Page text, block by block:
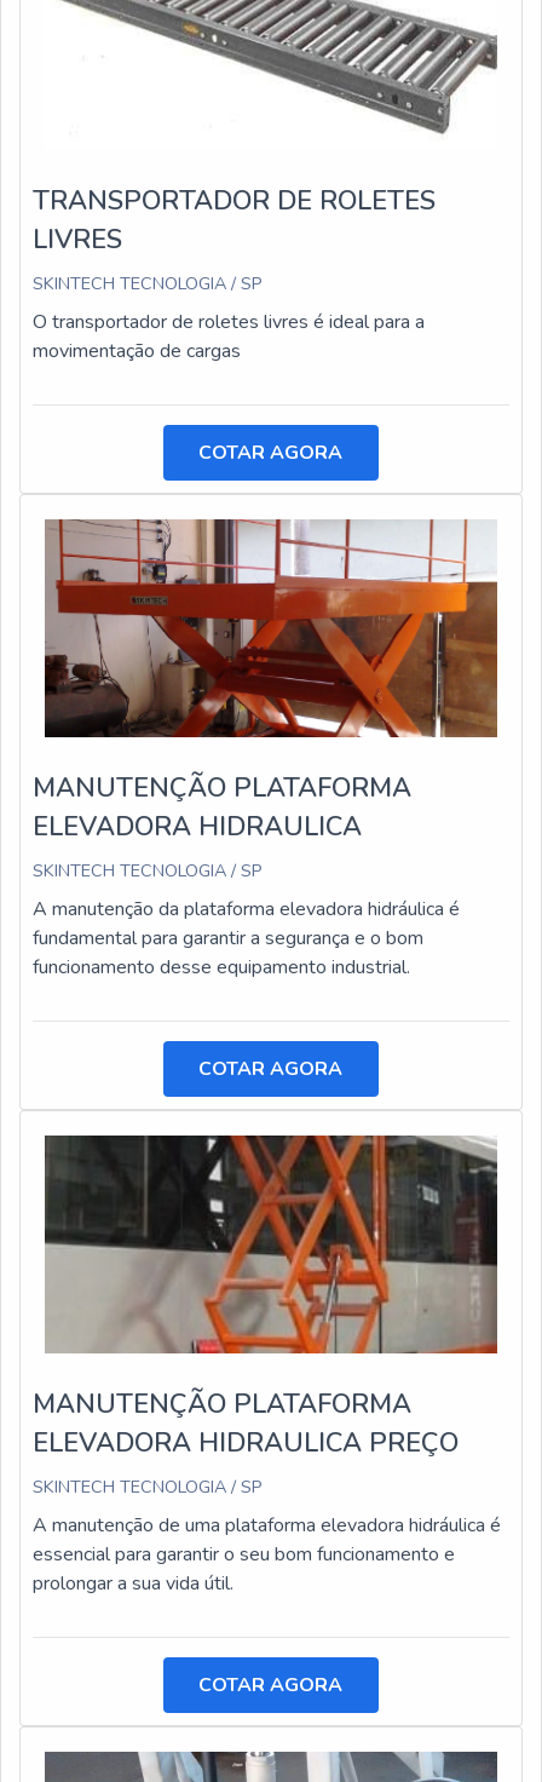
TRANSPORTADOR DE ROLETES
LIVRES
SKINTECH TECNOLOGIA / SP
O transportador de roletes livres é ideal para a
movimentação de cargas
COTAR AGORA
MANUTENÇÃO PLATAFORMA
ELEVADORA HIDRAULICA
SKINTECH TECNOLOGIA / SP
A manutenção da plataforma elevadora hidráulica é
fundamental para garantir a segurança e o bom
funcionamento desse equipamento industrial.
COTAR AGORA
MANUTENÇÃO PLATAFORMA
ELEVADORA HIDRAULICA PREÇO
SKINTECH TECNOLOGIA / SP
A manutenção de uma plataforma elevadora hidráulica é
essencial para garantir o seu bom funcionamento e
prolongar a sua vida útil.
COTAR AGORA